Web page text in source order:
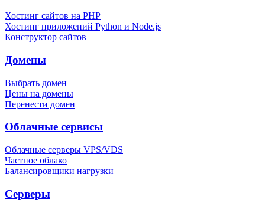
Хостинг сайтов на PHP
Хостинг приложений Python и Node.js
Конструктор сайтов
Домены
Выбрать домен
Цены на домены
Перенести домен
Облачные сервисы
Облачные серверы VPS/VDS
Частное облако
Балансировщики нагрузки
Серверы